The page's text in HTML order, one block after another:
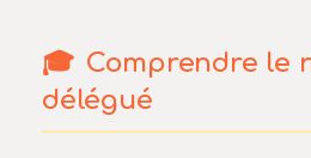
Comprendre le
délégué